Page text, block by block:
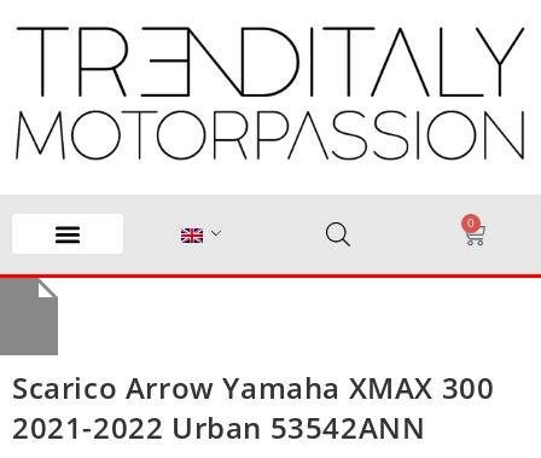
0
Scarico Arrow Yamaha XMAX 300
2021-2022 Urban 53542ANN